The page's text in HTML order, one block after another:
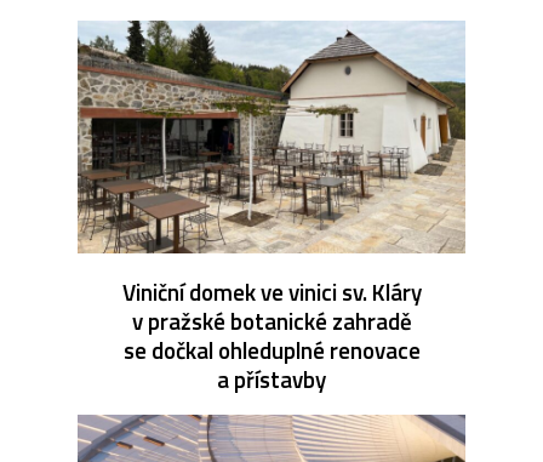
Viniční domek ve vinici sv. Kláry
v pražské botanické zahradě
se dočkal ohleduplné renovace
a přístavby